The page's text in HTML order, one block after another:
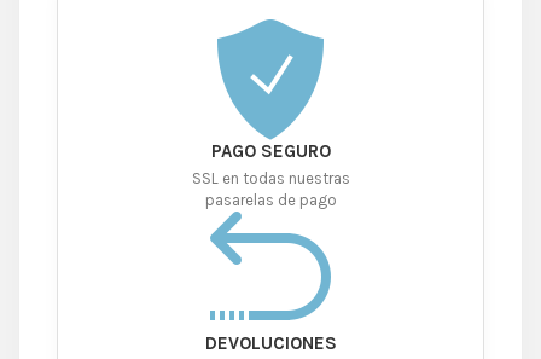
PAGO SEGURO
SSL en todas nuestras
pasarelas de pago
DEVOLUCIONES